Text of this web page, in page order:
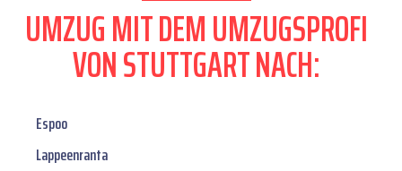
UMZUG MIT DEM UMZUGSPROFI
VON STUTTGART NACH:
Espoo
Lappeenranta